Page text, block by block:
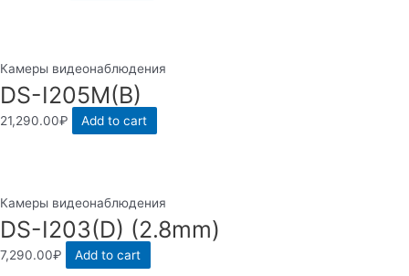
Камеры видеонаблюдения
DS-I205M(B)
21,290.00₽ Add to cart
Камеры видеонаблюдения
DS-I203(D) (2.8mm)
7,290.00₽ Add to cart